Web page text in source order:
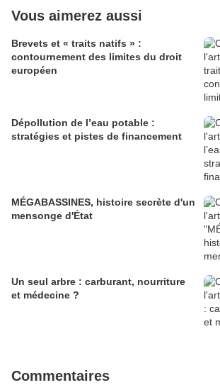
Vous aimerez aussi
Brevets et « traits natifs » :
contournement des limites du droit
européen
Dépollution de l’eau potable :
stratégies et pistes de financement
MÉGABASSINES, histoire secrète d'un
mensonge d'État
Un seul arbre : carburant, nourriture
et médecine ?
Commentaires